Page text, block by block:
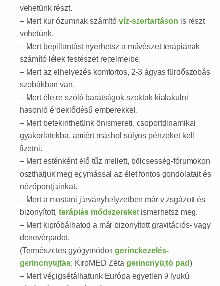
vehetünk részt.
– Mert kuriózumnak számító víz-szertartáson is részt
vehetünk.
– Mert bepillantást nyerhetsz a művészet terápiának
számító lélek festészet rejtelmeibe.
– Mert az elhelyezés komfortos, 2-3 ágyas fürdőszobás
szobákban van.
– Mert életre szóló barátságok szoktak kialakulni
hasonló érdeklődésű emberekkel.
– Mert betekinthetünk önismereti, csoportdinamikai
gyakorlatokba, amiért máshol súlyos pénzeket kell
fizetni.
– Mert esténként élő tűz mellett, bölcsesség-fórumokon
oszthatjuk meg egymással az élet fontos gondolatait és
nézőpontjainkat.
– Mert a mostani járványhelyzetben már vizsgázott és
bizonyított, terápiás módszereket ismerhetsz meg.
– Mert kipróbálhatod a már bizonyított gravitációs- vagy
denevérpadot.
(Természetes gyógymódok gerinckezelés-
gerincnyújtás; KiroMED Zéta gerincnyújtó pad)
– Mert végigsétálhatunk Európa egyetlen 9 lyukú